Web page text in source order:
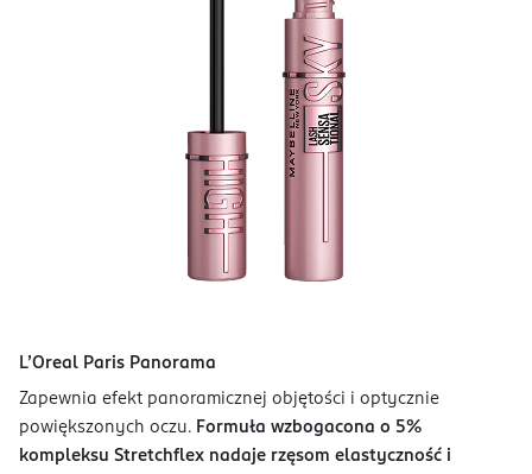
L’Oreal Paris Panorama
Zapewnia efekt panoramicznej objętości i optycznie
powiększonych oczu. Formuła wzbogacona o 5%
kompleksu Stretchflex nadaje rzęsom elastyczność i